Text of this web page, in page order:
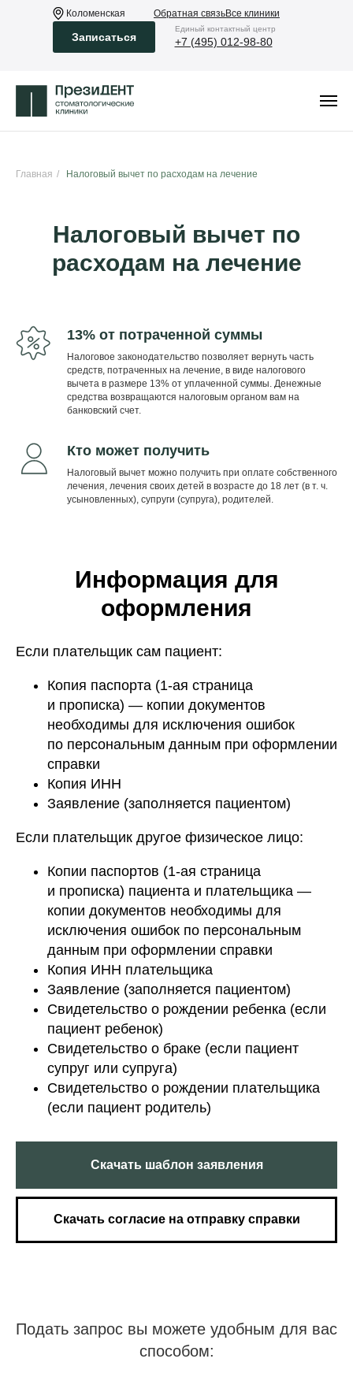
Обратная связьВсе клиники
Eдиный контактный центр
+7 (495) 012-98-80
Коломенская
Записаться
Главная / Налоговый вычет по расходам на лечение
Налоговый вычет по
расходам на лечение
13% от потраченной суммы
Налоговое законодательство позволяет вернуть часть
средств, потраченных на лечение, в виде налогового
вычета в размере 13% от уплаченной суммы. Денежные
средства возвращаются налоговым органом вам на
банковский счет.
Кто может получить
Налоговый вычет можно получить при оплате собственного
лечения, лечения своих детей в возрасте до 18 лет (в т. ч.
усыновленных), супруги (супруга), родителей.
Информация для
оформления
Если плательщик сам пациент:
Копия паспорта (1-ая страница
и прописка) — копии документов
необходимы для исключения ошибок
по персональным данным при оформлении
справки
Копия ИНН
Заявление (заполняется пациентом)
Если плательщик другое физическое лицо:
Копии паспортов (1-ая страница
и прописка) пациента и плательщика —
копии документов необходимы для
исключения ошибок по персональным
данным при оформлении справки
Копия ИНН плательщика
Заявление (заполняется пациентом)
Свидетельство о рождении ребенка (если
пациент ребенок)
Свидетельство о браке (если пациент
супруг или супруга)
Свидетельство о рождении плательщика
(если пациент родитель)
Скачать шаблон заявления
Скачать согласие на отправку справки
Подать запрос вы можете удобным для вас
способом: